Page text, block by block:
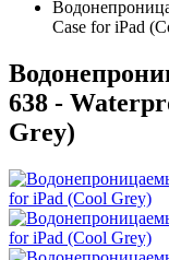
Case for iPad
638 -
Grey)